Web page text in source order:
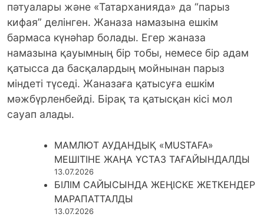
пәтуалары және «Татарханияда» да “парыз
кифая” делінген. Жаназа намазына ешкім
бармаса күнәһар болады. Егер жаназа
намазына қауымның бiр тобы, немесе бір адам
қатысса да басқалардың мойнынан парыз
міндеті түседi. Жаназаға қатысуға ешкім
мәжбүрленбейді. Бірақ та қатысқан кісі мол
сауап алады.
МАМЛЮТ АУДАНДЫҚ «MUSTAFA»
МЕШІТІНЕ ЖАҢА ҰСТАЗ ТАҒАЙЫНДАЛДЫ
13.07.2026
БІЛІМ САЙЫСЫНДА ЖЕҢІСКЕ ЖЕТКЕНДЕР
МАРАПАТТАЛДЫ
13.07.2026